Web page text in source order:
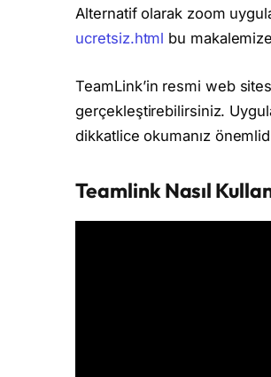
Alternatif olarak zoom
ucretsiz.html bu
TeamLink’in resmi web
gerçekleştirebilirsiniz.
dikkatlice okumanız
Teamlink Nasıl